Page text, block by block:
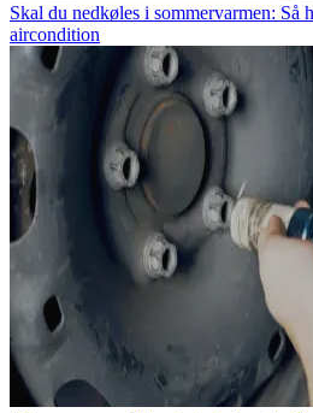
Skal du nedkøles i sommervarmen: Så
aircondition